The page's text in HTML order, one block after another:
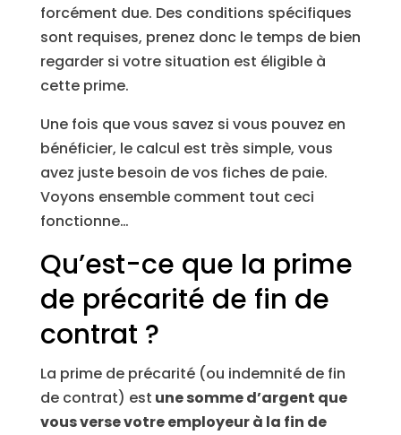
forcément due. Des conditions spécifiques
sont requises, prenez donc le temps de bien
regarder si votre situation est éligible à
cette prime.
Une fois que vous savez si vous pouvez en
bénéficier, le calcul est très simple, vous
avez juste besoin de vos fiches de paie.
Voyons ensemble comment tout ceci
fonctionne…
Qu’est-ce que la prime
de précarité de fin de
contrat ?
La prime de précarité (ou indemnité de fin
de contrat) est une somme d’argent que
vous verse votre employeur à la fin de